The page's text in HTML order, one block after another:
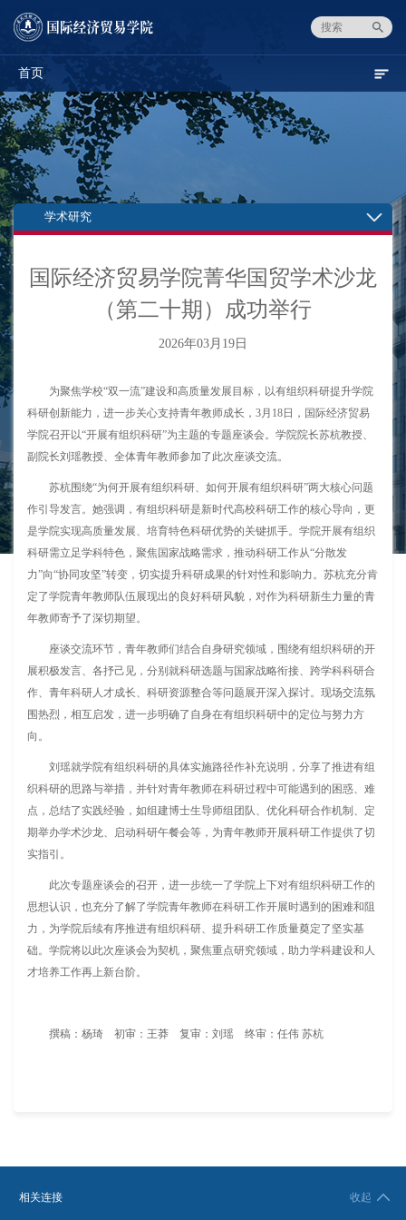
首页
学术研究
国际经济贸易学院菁华国贸学术沙龙
（第二十期）成功举行
2026年03月19日
为聚焦学校“双一流”建设和高质量发展目标，以有组织科研提升学院
科研创新能力，进一步关心支持青年教师成长，3月18日，国际经济贸易
学院召开以“开展有组织科研”为主题的专题座谈会。学院院长苏杭教授、
副院长刘瑶教授、全体青年教师参加了此次座谈交流。
苏杭围绕“为何开展有组织科研、如何开展有组织科研”两大核心问题
作引导发言。她强调，有组织科研是新时代高校科研工作的核心导向，更
是学院实现高质量发展、培育特色科研优势的关键抓手。学院开展有组织
科研需立足学科特色，聚焦国家战略需求，推动科研工作从“分散发
力”向“协同攻坚”转变，切实提升科研成果的针对性和影响力。苏杭充分肯
定了学院青年教师队伍展现出的良好科研风貌，对作为科研新生力量的青
年教师寄予了深切期望。
座谈交流环节，青年教师们结合自身研究领域，围绕有组织科研的开
展积极发言、各抒己见，分别就科研选题与国家战略衔接、跨学科科研合
作、青年科研人才成长、科研资源整合等问题展开深入探讨。现场交流氛
围热烈，相互启发，进一步明确了自身在有组织科研中的定位与努力方
向。
刘瑶就学院有组织科研的具体实施路径作补充说明，分享了推进有组
织科研的思路与举措，并针对青年教师在科研过程中可能遇到的困惑、难
点，总结了实践经验，如组建博士生导师组团队、优化科研合作机制、定
期举办学术沙龙、启动科研午餐会等，为青年教师开展科研工作提供了切
实指引。
此次专题座谈会的召开，进一步统一了学院上下对有组织科研工作的
思想认识，也充分了解了学院青年教师在科研工作开展时遇到的困难和阻
力，为学院后续有序推进有组织科研、提升科研工作质量奠定了坚实基
础。学院将以此次座谈会为契机，聚焦重点研究领域，助力学科建设和人
才培养工作再上新台阶。
撰稿：杨琦 初审：王莽 复审：刘瑶 终审：任伟 苏杭
相关连接 收起